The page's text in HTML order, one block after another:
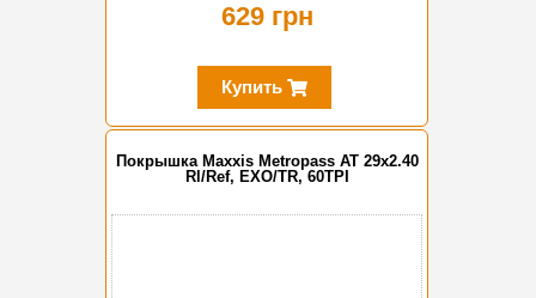
629 грн
Купить
Покрышка Maxxis Metropass AT 29x2.40
Rl/Ref, EXO/TR, 60TPI